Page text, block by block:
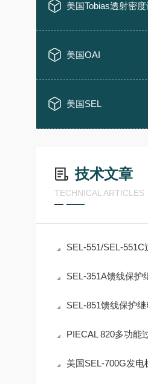
美国Tobias透射密
美国OAI
美国SEL
技术文章
TECHNICAL ARTICLES
SEL-551/SEL-551C过流保护及自动重合
SEL-351A馈线保护继电器：面向智能配电系统的综合
SEL-851馈线保护继电
PIECAL 820多功能过程校
美国SEL-700G发电机保护继